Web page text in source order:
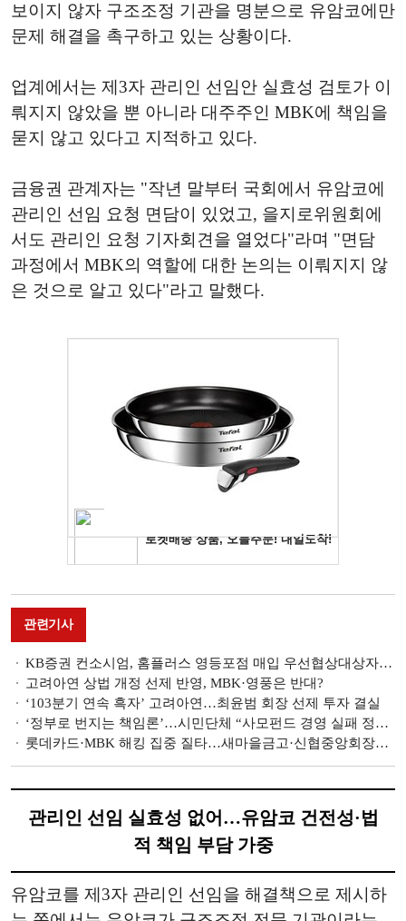
보이지 않자 구조조정 기관을 명분으로 유암코에만
문제 해결을 촉구하고 있는 상황이다.
업계에서는 제3자 관리인 선임안 실효성 검토가 이
뤄지지 않았을 뿐 아니라 대주주인 MBK에 책임을
묻지 않고 있다고 지적하고 있다.
금융권 관계자는 "작년 말부터 국회에서 유암코에
관리인 선임 요청 면담이 있었고, 을지로위원회에
서도 관리인 요청 기자회견을 열었다"라며 "면담
과정에서 MBK의 역할에 대한 논의는 이뤄지지 않
은 것으로 알고 있다"라고 말했다.
관련기사
KB증권 컨소시엄, 홈플러스 영등포점 매입 우선협상대상자로 선정
고려아연 상법 개정 선제 반영, MBK·영풍은 반대?
‘103분기 연속 흑자’ 고려아연…최윤범 회장 선제 투자 결실
‘정부로 번지는 책임론’…시민단체 “사모펀드 경영 실패 정부 책임”
롯데카드·MBK 해킹 집중 질타…새마을금고·신협중앙회장도 증인 신청 [2025 국감 미리보기]
관리인 선임 실효성 없어…유암코 건전성·법
적 책임 부담 가중
유암코를 제3자 관리인 선임을 해결책으로 제시하